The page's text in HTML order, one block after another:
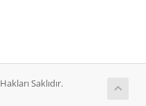
Saklıdır.